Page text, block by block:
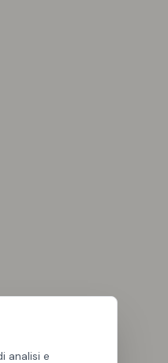
analisi e